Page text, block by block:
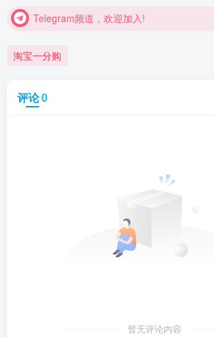
Telegram频道，欢迎加入!
淘宝一分购
评论0
暂无评论内容